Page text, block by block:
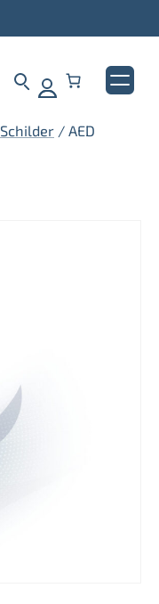
Schilder / AED